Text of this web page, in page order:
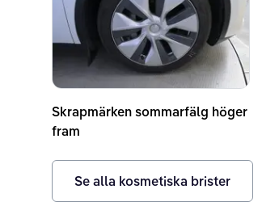
Skrapmärken sommarfälg höger
fram
Se alla kosmetiska brister